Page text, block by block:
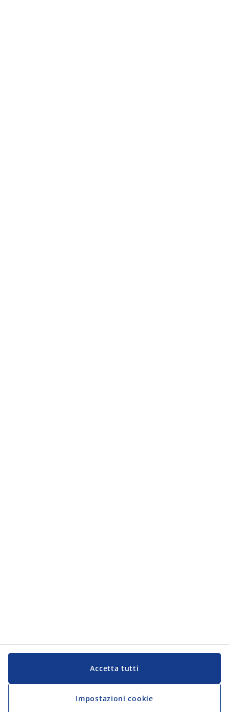
Accetta tutti
Impostazioni cookie